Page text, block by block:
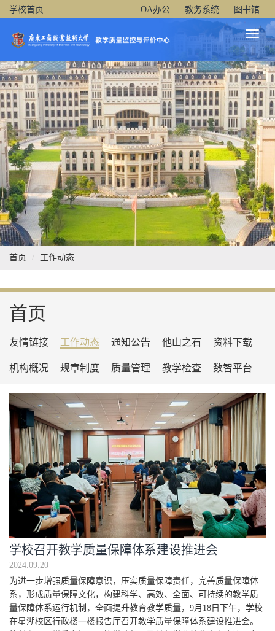
学校首页 OA办公 教务系统 图书馆
Toggle
首页 工作动态
首页
友情链接 工作动态 通知公告 他山之石 资料下载
机构概况 规章制度 质量管理 教学检查 数智平台
学校召开教学质量保障体系建设推进会
2024.09.20
为进一步增强质量保障意识，压实质量保障责任，完善质量保障体
系，形成质量保障文化，构建科学、高效、全面、可持续的教学质
量保障体系运行机制，全面提升教育教学质量，9月18日下午，学校
在星湖校区行政楼一楼报告厅召开教学质量保障体系建设推进会。